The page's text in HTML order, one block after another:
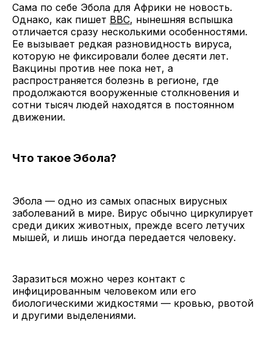
Сама по себе Эбола для Африки не новость.
Однако, как пишет BBC, нынешняя вспышка
отличается сразу несколькими особенностями.
Ее вызывает редкая разновидность вируса,
которую не фиксировали более десяти лет.
Вакцины против нее пока нет, а
распространяется болезнь в регионе, где
продолжаются вооруженные столкновения и
сотни тысяч людей находятся в постоянном
движении.
Что такое Эбола?
Эбола — одно из самых опасных вирусных
заболеваний в мире. Вирус обычно циркулирует
среди диких животных, прежде всего летучих
мышей, и лишь иногда передается человеку.
Заразиться можно через контакт с
инфицированным человеком или его
биологическими жидкостями — кровью, рвотой
и другими выделениями.